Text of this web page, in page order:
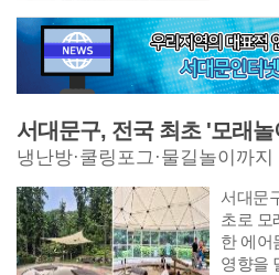
서대문구, 전국 최초 '모래
냉난방·쿨링포그·물길놀이까지
서대문
초로 모
한 에어
영향을